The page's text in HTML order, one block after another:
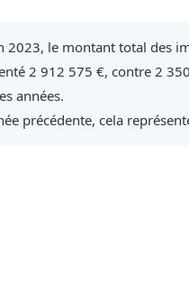
2023, le montant total des
2 912 575 €, contre 2
années.
précédente, cela